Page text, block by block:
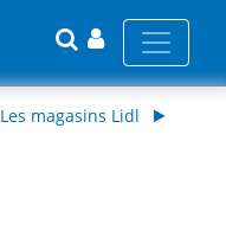
Les magasins Lidl